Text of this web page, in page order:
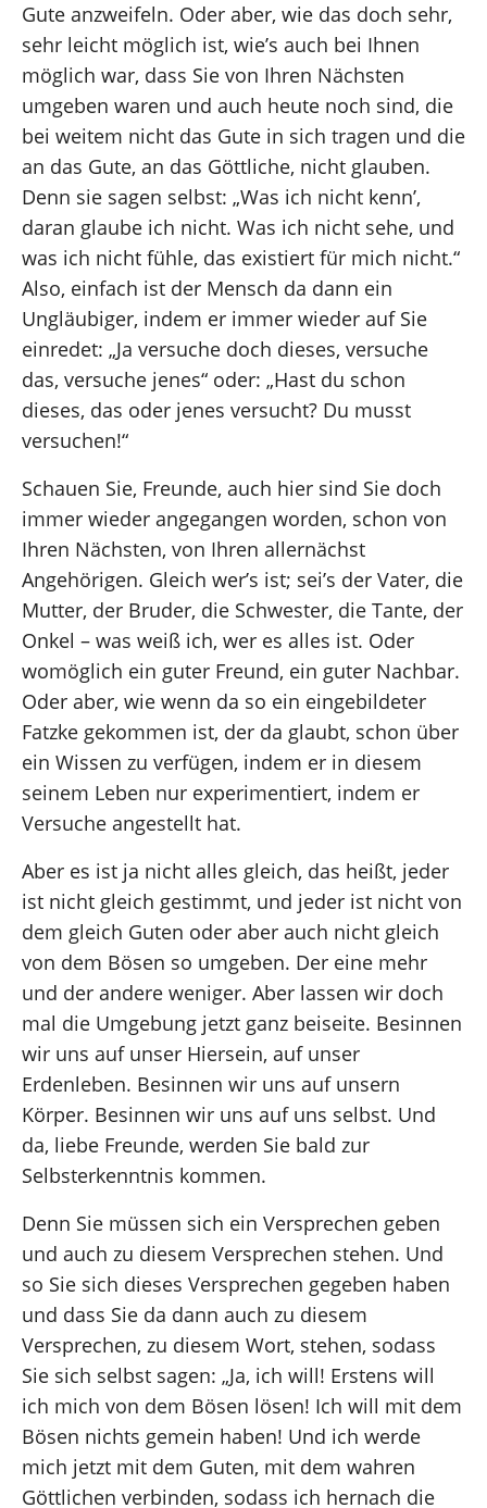
Gute anzweifeln. Oder aber, wie das doch sehr,
sehr leicht möglich ist, wie’s auch bei Ihnen
möglich war, dass Sie von Ihren Nächsten
umgeben waren und auch heute noch sind, die
bei weitem nicht das Gute in sich tragen und die
an das Gute, an das Göttliche, nicht glauben.
Denn sie sagen selbst: „Was ich nicht kenn’,
daran glaube ich nicht. Was ich nicht sehe, und
was ich nicht fühle, das existiert für mich nicht.“
Also, einfach ist der Mensch da dann ein
Ungläubiger, indem er immer wieder auf Sie
einredet: „Ja versuche doch dieses, versuche
das, versuche jenes“ oder: „Hast du schon
dieses, das oder jenes versucht? Du musst
versuchen!“
Schauen Sie, Freunde, auch hier sind Sie doch
immer wieder angegangen worden, schon von
Ihren Nächsten, von Ihren allernächst
Angehörigen. Gleich wer’s ist; sei’s der Vater, die
Mutter, der Bruder, die Schwester, die Tante, der
Onkel – was weiß ich, wer es alles ist. Oder
womöglich ein guter Freund, ein guter Nachbar.
Oder aber, wie wenn da so ein eingebildeter
Fatzke gekommen ist, der da glaubt, schon über
ein Wissen zu verfügen, indem er in diesem
seinem Leben nur experimentiert, indem er
Versuche angestellt hat.
Aber es ist ja nicht alles gleich, das heißt, jeder
ist nicht gleich gestimmt, und jeder ist nicht von
dem gleich Guten oder aber auch nicht gleich
von dem Bösen so umgeben. Der eine mehr
und der andere weniger. Aber lassen wir doch
mal die Umgebung jetzt ganz beiseite. Besinnen
wir uns auf unser Hiersein, auf unser
Erdenleben. Besinnen wir uns auf unsern
Körper. Besinnen wir uns auf uns selbst. Und
da, liebe Freunde, werden Sie bald zur
Selbsterkenntnis kommen.
Denn Sie müssen sich ein Versprechen geben
und auch zu diesem Versprechen stehen. Und
so Sie sich dieses Versprechen gegeben haben
und dass Sie da dann auch zu diesem
Versprechen, zu diesem Wort, stehen, sodass
Sie sich selbst sagen: „Ja, ich will! Erstens will
ich mich von dem Bösen lösen! Ich will mit dem
Bösen nichts gemein haben! Und ich werde
mich jetzt mit dem Guten, mit dem wahren
Göttlichen verbinden, sodass ich hernach die